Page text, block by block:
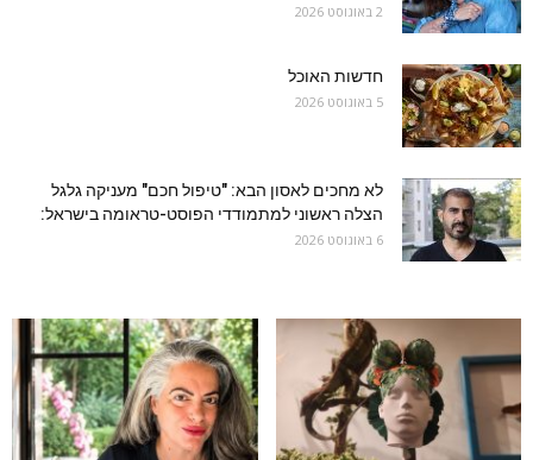
2 באוגוסט 2026
חדשות האוכל
5 באוגוסט 2026
לא מחכים לאסון הבא: "טיפול חכם" מעניקה גלגל
הצלה ראשוני למתמודדי הפוסט-טראומה בישראל:
6 באוגוסט 2026